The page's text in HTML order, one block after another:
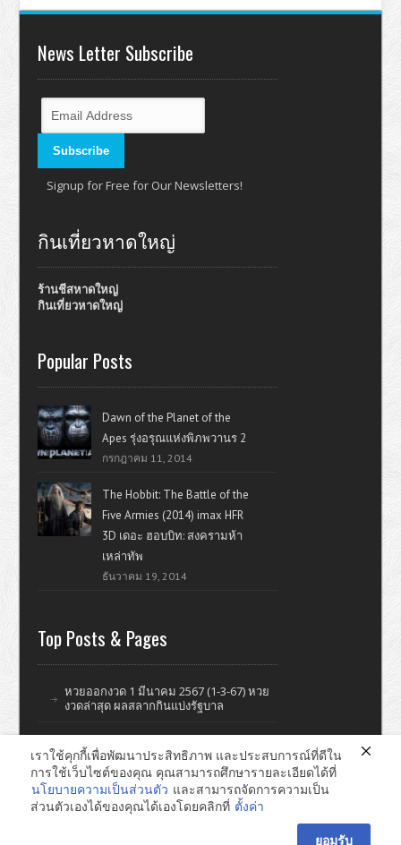
News Letter Subscribe
Signup for Free for Our Newsletters!
กินเที่ยวหาดใหญ่
ร้านชีสหาดใหญ่
กินเที่ยวหาดใหญ่
Popular Posts
Dawn of the Planet of the
Apes รุ่งอรุณแห่งพิภพวานร 2
กรกฎาคม 11, 2014
The Hobbit: The Battle of the
Five Armies (2014) imax HFR
3D เดอะ ฮอบบิท: สงครามห้า
เหล่าทัพ
ธันวาคม 19, 2014
Top Posts & Pages
หวยออกงวด 1 มีนาคม 2567 (1-3-67) หวย
งวดล่าสุด ผลสลากกินแบ่งรัฐบาล
ดูหนังออนไลน์ หนังใหม่ แรงบันดาลใจ ไอที รีวิววิจารณ์หนังมั่วๆ
หาดใหญ่ ทำเว็บไซต์ © 2026
เราใช้คุกกี้เพื่อพัฒนาประสิทธิภาพ และประสบการณ์ที่ดีใน
การใช้เว็บไซต์ของคุณ คุณสามารถศึกษารายละเอียดได้ที่
นโยบายความเป็นส่วนตัว และสามารถจัดการความเป็น
ส่วนตัวเองได้ของคุณได้เองโดยคลิกที่ ตั้งค่า
ยอมรับ